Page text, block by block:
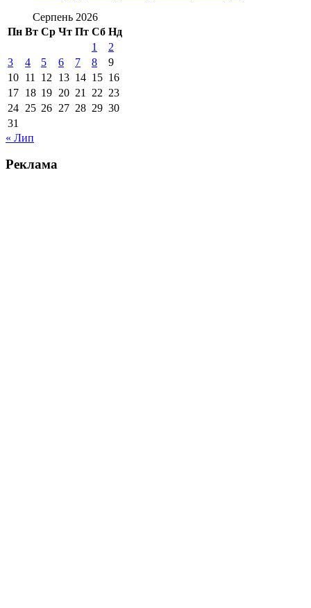
Серпень 2026
Пн Вт Ср Чт Пт Сб Нд
1
2
3
4 5 6 7 8
9
10 11 12 13 14 15 16
17 18 19 20 21 22 23
24 25 26 27 28 29 30
31
« Лип
Реклама